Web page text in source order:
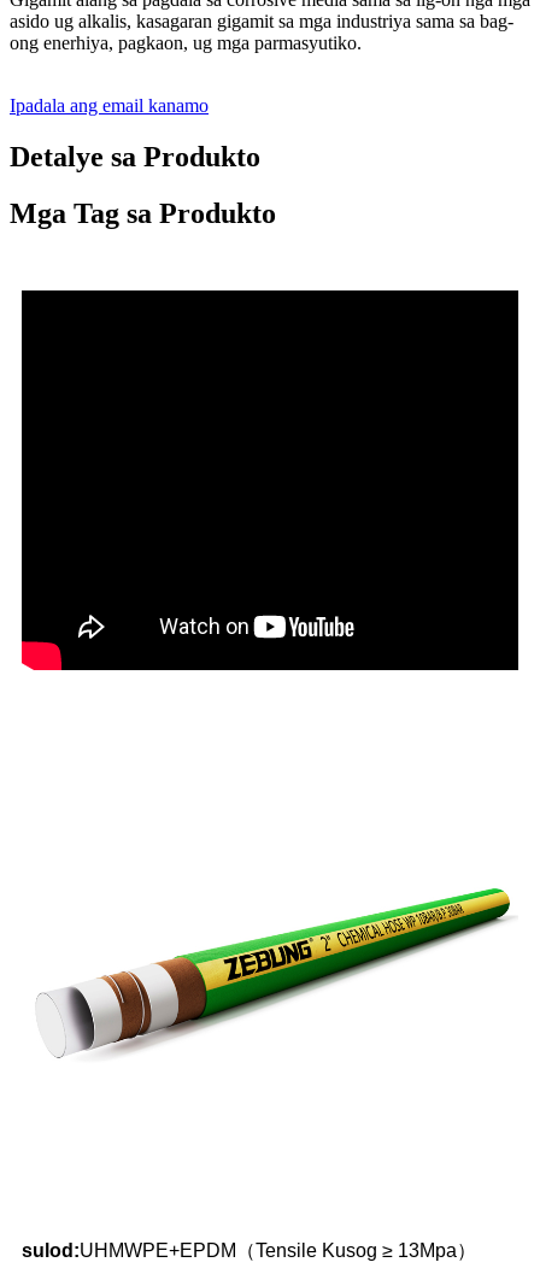
asido ug alkalis, kasagaran gigamit sa mga industriya sama sa bag-
ong enerhiya, pagkaon, ug mga parmasyutiko.
Ipadala ang email kanamo
Detalye sa Produkto
Mga Tag sa Produkto
sulod:UHMWPE+EPDM（Tensile Kusog ≥ 13Mpa）